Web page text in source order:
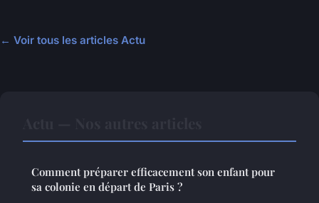
← Voir tous les articles Actu
Comment préparer efficacement son enfant pour
sa colonie en départ de Paris ?